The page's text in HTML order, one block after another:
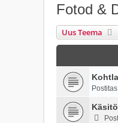
Fotod &
Uus Teema
Postitas